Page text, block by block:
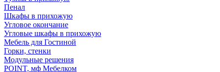
Пенал
Шкафы в прихожую
Угловое окончание
Угловые шкафы в прихожую
Мебель для Гостиной
Горки, стенки
Модульные решения
POINT, мф Мебелком